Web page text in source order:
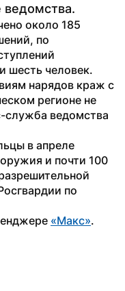
ведомства.
около 185
по
шесть человек.
нарядов краж с
регионе не
служба ведомства
в апреле
и почти 100
по
«Макс».